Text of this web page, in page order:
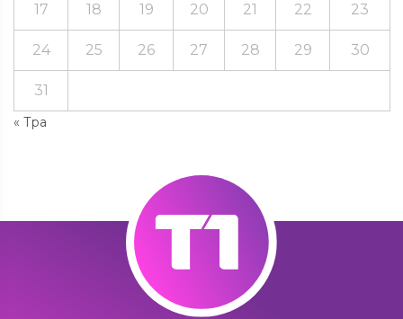
« Тра
17 18 19 20 21 22 23
24 25 26 27 28 29 30
31